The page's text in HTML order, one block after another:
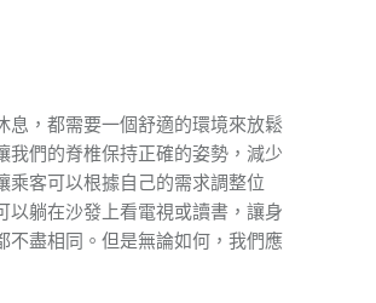
息，都需要一個舒適的環境來放鬆
我們的脊椎保持正確的姿勢，減少
乘客可以根據自己的需求調整位
以躺在沙發上看電視或讀書，讓身
不盡相同。但是無論如何，我們應